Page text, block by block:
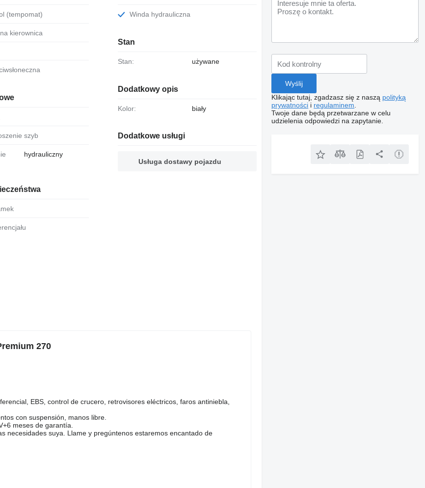
(tempomat)
kierownica
szyb
hydrauliczny
Winda hydrauliczna
Stan
Stan: używane
Dodatkowy opis
Kolor: biały
Dodatkowe usługi
Usługa dostawy pojazdu
270
EBS, control de crucero, retrovisores eléctricos, faros antiniebla,
con suspensión, manos libre.
meses de garantía.
necesidades suya. Llame y pregúntenos estaremos encantado de
Klikając tutaj, zgadzasz się z naszą polityką
prywatności i regulaminem
Twoje dane będą przetwarzane w celu
udzielenia odpowiedzi na zapytanie.